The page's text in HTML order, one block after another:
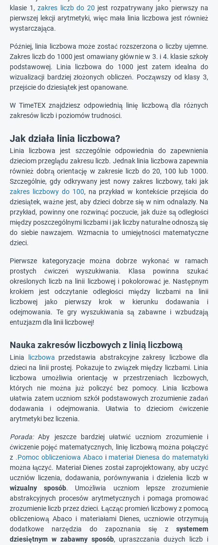
klasie 1, zakres liczb do 20 jest rozpatrywany jako pierwszy na
pierwszej lekcji arytmetyki, więc mała linia liczbowa jest również
wystarczająca.
Później, linia liczbowa może zostać rozszerzona o liczby ujemne.
Zakres liczb do 1000 jest omawiany głównie w 3. i 4. klasie szkoły
podstawowej. Linia liczbowa do 1000 jest zatem idealna do
wizualizacji bardziej złożonych obliczeń. Począwszy od klasy 3,
przejście do dziesiątek jest opanowane.
W TimeTEX znajdziesz odpowiednią linię liczbową dla różnych
zakresów liczb i poziomów trudności.
Jak działa linia liczbowa?
Linia liczbowa jest szczególnie odpowiednia do zapewnienia
dzieciom przeglądu zakresu liczb. Jednak linia liczbowa zapewnia
również dobrą orientację w zakresie liczb do 20, 100 lub 1000.
Szczególnie, gdy odkrywany jest nowy zakres liczbowy, taki jak
zakres liczbowy do 100, na przykład w kontekście przejścia do
dziesiątek, ważne jest, aby dzieci dobrze się w nim odnalazły. Na
przykład, powinny one rozwinąć poczucie, jak duże są odległości
między poszczególnymi liczbami i jak liczby naturalne odnoszą się
do siebie nawzajem. Wzmacnia to umiejętności matematyczne
dzieci.
Pierwsze kategoryzacje można dobrze wykonać w ramach
prostych ćwiczeń wyszukiwania. Klasa powinna szukać
określonych liczb na linii liczbowej i pokolorować je. Następnym
krokiem jest odczytanie odległości między liczbami na linii
liczbowej jako pierwszy krok w kierunku dodawania i
odejmowania. Te gry wyszukiwania są zabawne i wzbudzają
entuzjazm dla linii liczbowej!
Nauka zakresów liczbowych z linią liczbową
Linia liczbowa przedstawia abstrakcyjne zakresy liczbowe dla
dzieci na linii prostej. Pokazuje to związek między liczbami. Linia
liczbowa umożliwia orientację w przestrzeniach liczbowych,
których nie można już policzyć bez pomocy. Linia liczbowa
ułatwia zatem uczniom szkół podstawowych zrozumienie zadań
dodawania i odejmowania. Ułatwia to dzieciom ćwiczenie
arytmetyki bez liczenia.
Porada:Aby jeszcze bardziej ułatwić uczniom zrozumienie i
ćwiczenie pojęć matematycznych, linię liczbową można połączyć
z .Pomoc obliczeniowa Abacoi materiał Dienesa do matematyki
można łączyć. Materiał Dienes został zaprojektowany, aby uczyć
uczniów liczenia, dodawania, porównywania i dzielenia liczb w
wizualny sposób. Umożliwia uczniom lepsze zrozumienie
abstrakcyjnych procesów arytmetycznych i pomaga promować
zrozumienie liczb przez dzieci. Łącząc promień liczbowy z pomocą
obliczeniową Abaco i materiałami Dienes, uczniowie otrzymują
dodatkowe narzędzia do zapoznania się z systemem
dziesiętnym w zabawny sposób, upraszczania dużych liczb i